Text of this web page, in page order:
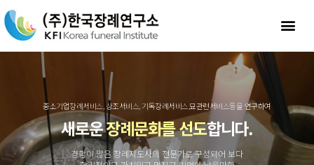
중소기업장례서비스, 상조서비스, 기독장례서비스,묘관련서비스등을 연구하여
새로운장례문화를 선도합니다.
경험이 많은 장례지도사의 전문가로 구성되어 보다